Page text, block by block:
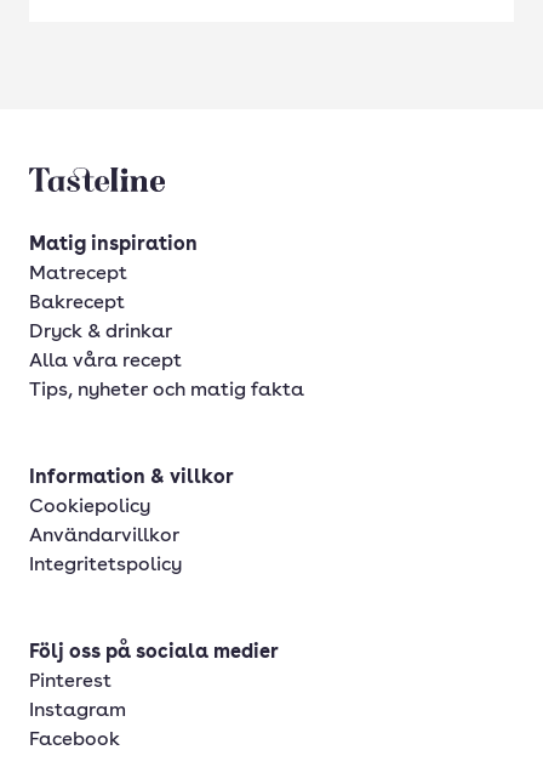
Tasteline startsida
Matig inspiration
Matrecept
Bakrecept
Dryck & drinkar
Alla våra recept
Tips, nyheter och matig fakta
Information & villkor
Cookiepolicy
Användarvillkor
Integritetspolicy
Följ oss på sociala medier
Pinterest
Instagram
Facebook